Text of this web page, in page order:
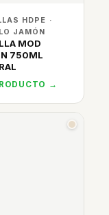
HDPE ·
JAMÓN
MOD
750ML
→